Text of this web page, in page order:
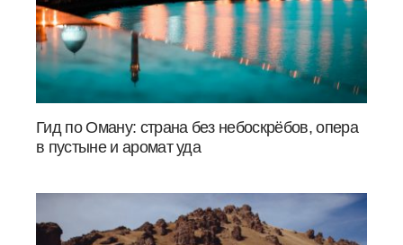
Гид по Оману: страна без небоскрёбов, опера
в пустыне и аромат уда